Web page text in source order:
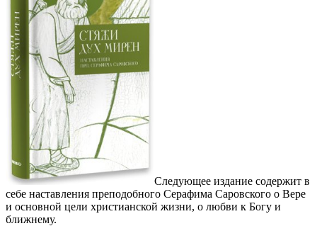
Следующее издание содержит в
себе наставления преподобного Серафима Саровского о Вере
и основной цели христианской жизни, о любви к Богу и
ближнему.